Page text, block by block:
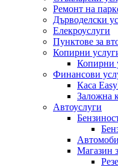
Ремонт на
Дърводелски
Елекроуслуги
Пунктове за
Копирни
Копирни
Финансови
Каса
Заложна
Автоуслуги
Магазин